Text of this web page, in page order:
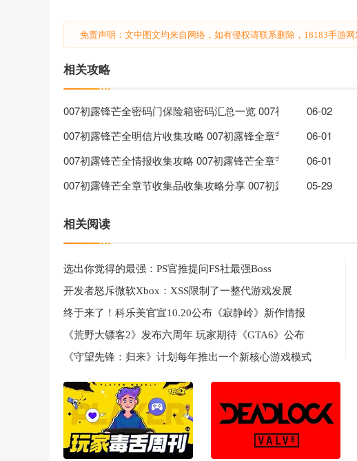
免责声明：文中图文均来自网络，如有侵权请联系删除，18183手游
相关攻略
007初露锋芒全密码门保险箱密码汇总一览 007初露锋芒全密码
06-02
007初露锋芒全明信片收集攻略 007初露锋全章节明信片收集位
06-01
007初露锋芒全情报收集攻略 007初露锋芒全章节情报位置分享
06-01
007初露锋芒全章节收集品收集攻略分享 007初露锋芒可收集品全
05-29
相关阅读
选出你觉得的最强：PS官推提问FS社最强Boss
开发者怒斥微软Xbox：XSS限制了一整代游戏发展
终于来了！科乐美官宣10.20公布《寂静岭》新作情报
《荒野大镖客2》发布六周年 玩家期待《GTA6》公布
《守望先锋：归来》计划每年推出一个新核心游戏模式